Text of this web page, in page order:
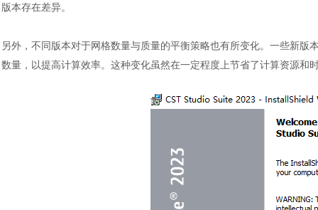
版本存在差异。
另外，不同版本对于网格数量与质量的平衡策略也有所变化。一些新
数量，以提高计算效率。这种变化虽然在一定程度上节省了计算资源和